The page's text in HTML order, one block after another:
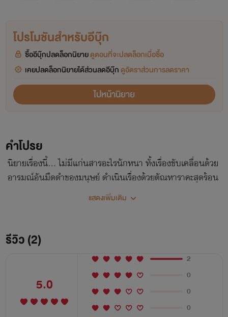
โปรโมชันสำหรับอีบุ๊ก
ซื้ออีบุ๊กปลดล็อกนิยายดูตอนที่จะปลดล็อกเมื่อซื้อ
เคยปลดล็อกนิยายได้ส่วนลดอีบุ๊ก ดูอัตราส่วนการลดราคา
ไปหน้านิยาย
คำโปรย
นิยายเรื่องนี้… ไม่มีแก่นสารอะไรนักหนา ทั้งเรื่องขับเคลื่อนด้วย
อารมณ์อันมืดดำของมนุษย์ ดำเนินเรื่องด้วยตัณหาราคะสุดร้อน
แรง ท่านใดที่ไม่ชอบโปรดหลีกเลี่ยง *เราเตือนท่านแล้ว
แสดงเพิ่มเติม
รีวิว (2)
5.0
2
0
0
0